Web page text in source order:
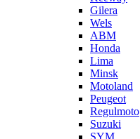
Gilera
Wels
ABM
Honda
Lima
Minsk
Motoland
Peugeot
Regulmoto
Suzuki
SYM